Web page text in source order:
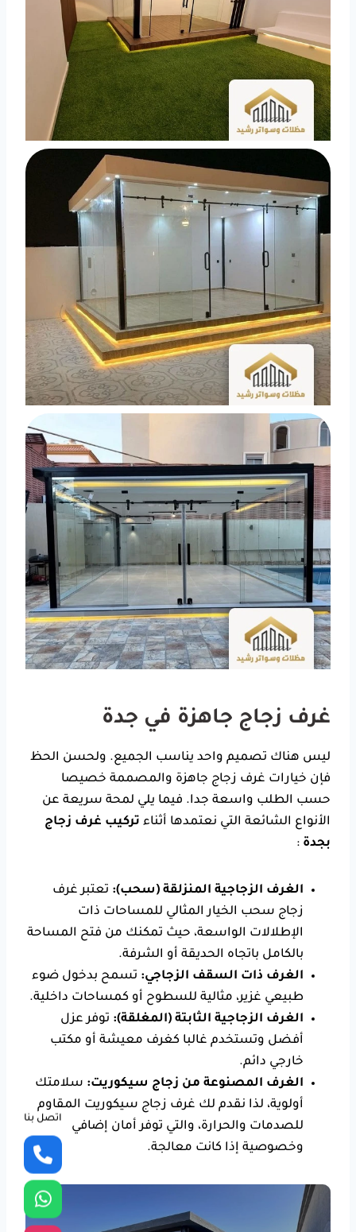
غرف زجاج جاهزة في جدة
ليس هناك تصميم واحد يناسب الجميع. ولحسن الحظ
فإن خيارات غرف زجاج جاهزة والمصممة خصيصا
حسب الطلب واسعة جدا. فيما يلي لمحة سريعة عن
الأنواع الشائعة التي نعتمدها أثناء تركيب غرف زجاج
بجدة :
الغرف الزجاجية المنزلقة (سحب): تعتبر غرف
زجاج سحب الخيار المثالي للمساحات ذات
الإطلالات الواسعة، حيث تمكنك من فتح المساحة
بالكامل باتجاه الحديقة أو الشرفة.
الغرف ذات السقف الزجاجي: تسمح بدخول ضوء
طبيعي غزير، مثالية للسطوح أو كمساحات داخلية.
الغرف الزجاجية الثابتة (المغلقة): توفر عزل
أفضل وتستخدم غالبا كغرف معيشة أو مكتب
خارجي دائم.
الغرف المصنوعة من زجاج سيكوريت: سلامتك
أولوية، لذا نقدم لك غرف زجاج سيكوريت المقاوم
للصدمات والحرارة، والتي توفر أمان إضافي
وخصوصية إذا كانت معالجة.
اتصل بنا